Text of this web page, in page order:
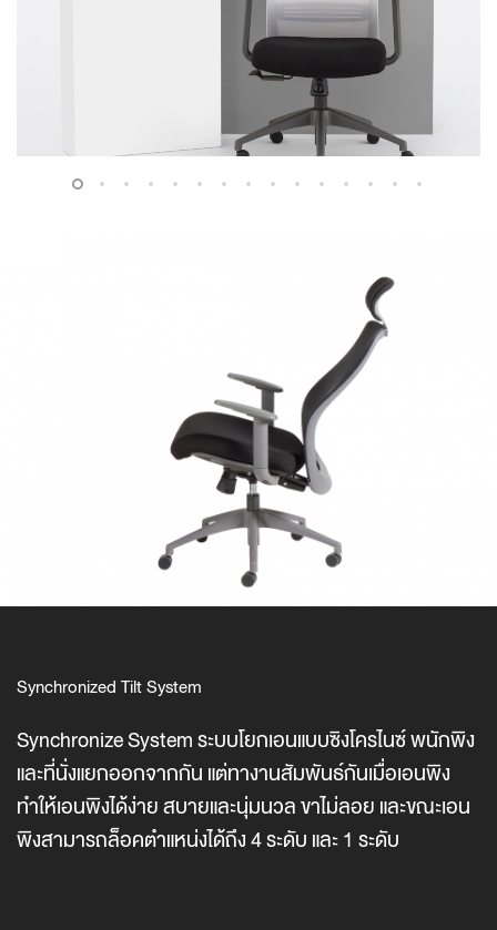
Synchronized Tilt System
Synchronize System ระบบโยกเอนแบบซิงโครไนซ์ พนักพิง
และที่นั่งแยกออกจากกัน แต่ทางานสัมพันธ์กันเมื่อเอนพิง
ทำให้เอนพิงได้ง่าย สบายและนุ่มนวล ขาไม่ลอย และขณะเอน
พิงสามารถล็อคตำแหน่งได้ถึง 4 ระดับ และ 1 ระดับ